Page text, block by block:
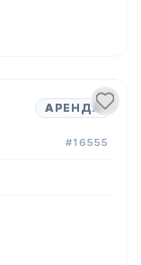
АРЕНДА
#16555